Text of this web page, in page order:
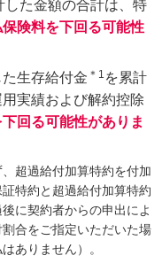
した金額の合計は、特
険料を下回る可能性
生存給付金 ＊1 を累計
実績および解約控除
回る可能性がありま
超過給付加算特約を付加
特約と超過給付加算特約
に契約者からの申出によ
合をご指定いただいた場
ありません）。